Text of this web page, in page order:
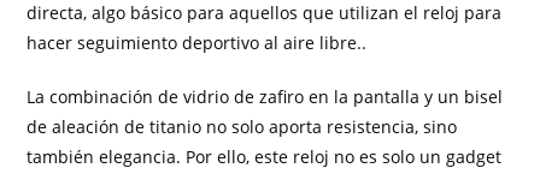
directa, algo básico para aquellos que utilizan el reloj para
hacer seguimiento deportivo al aire libre..
La combinación de vidrio de zafiro en la pantalla y un bisel
de aleación de titanio no solo aporta resistencia, sino
también elegancia. Por ello, este reloj no es solo un gadget